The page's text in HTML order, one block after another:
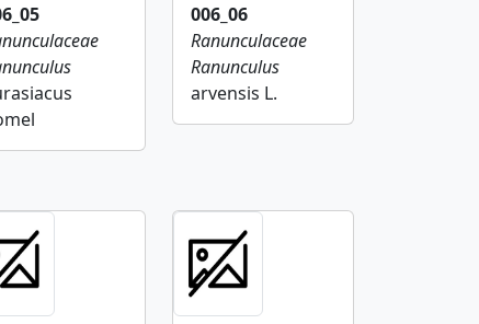
006_06
Ranunculaceae
Ranunculus
arvensis L.